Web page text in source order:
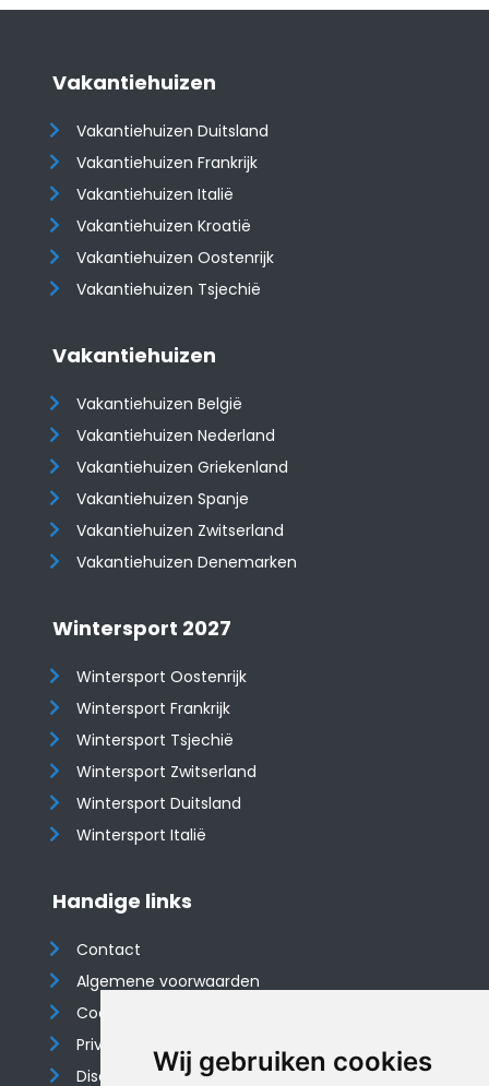
Wij gebruiken cookies
Vakantiehuizen
Vakantiehuizen Duitsland
Vakantiehuizen Frankrijk
Vakantiehuizen Italië
Vakantiehuizen Kroatië
​​​​​​​Vakantiehuizen Oostenrijk
Vakantiehuizen Tsjechië
Vakantiehuizen
Vakantiehuizen België
Vakantiehuizen Nederland
Vakantiehuizen Griekenland
Vakantiehuizen Spanje
​​​​​​​Vakantiehuizen Zwitserland
Vakantiehuizen Denemarken
Wintersport 2027
Wintersport Oostenrijk
Wintersport Frankrijk
Wintersport Tsjechië
Wintersport Zwitserland
Wintersport Duitsland
Wintersport Italië
Handige links
Contact
Algemene voorwaarden
Cookieverklaring
Privacyverklaring
Disclaimer